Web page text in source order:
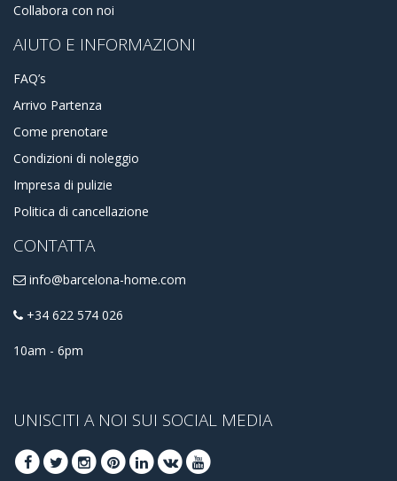
Collabora con noi
AIUTO E INFORMAZIONI
FAQ’s
Arrivo Partenza
Come prenotare
Condizioni di noleggio
Impresa di pulizie
Politica di cancellazione
CONTATTA
info@barcelona-home.com
+34 622 574 026
10am - 6pm
UNISCITI A NOI SUI SOCIAL MEDIA